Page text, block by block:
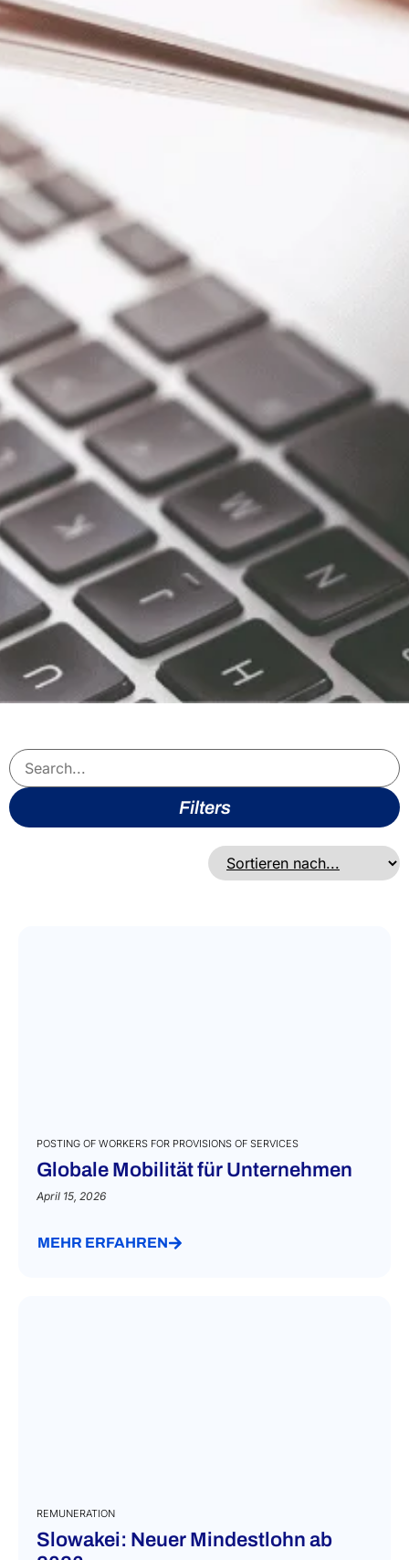
Filters
POSTING OF WORKERS FOR PROVISIONS OF SERVICES
Globale Mobilität für Unternehmen
April 15, 2026
MEHR ERFAHREN
REMUNERATION
Slowakei: Neuer Mindestlohn ab